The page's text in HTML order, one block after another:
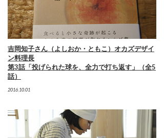
吉岡知子さん（よしおか・ともこ）オカズデザイ
ン料理長
第3話「投げられた球を、全力で打ち返す」（全5
話）
2016.10.01